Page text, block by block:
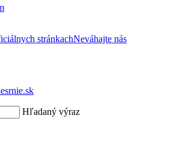
stránkachNeváhajte nás
Hľadaný výraz